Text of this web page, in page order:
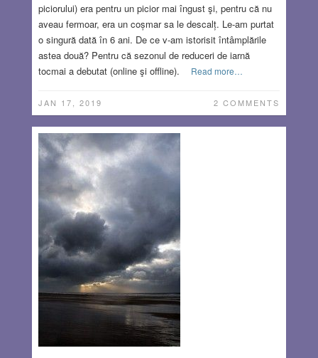
piciorului) era pentru un picior mai îngust şi, pentru că nu
aveau fermoar, era un coșmar sa le descalț. Le-am purtat
o singură dată în 6 ani. De ce v-am istorisit întâmplările
astea două? Pentru că sezonul de reduceri de iarnă
tocmai a debutat (online şi offline).
Read more…
JAN 17, 2019 2 COMMENTS